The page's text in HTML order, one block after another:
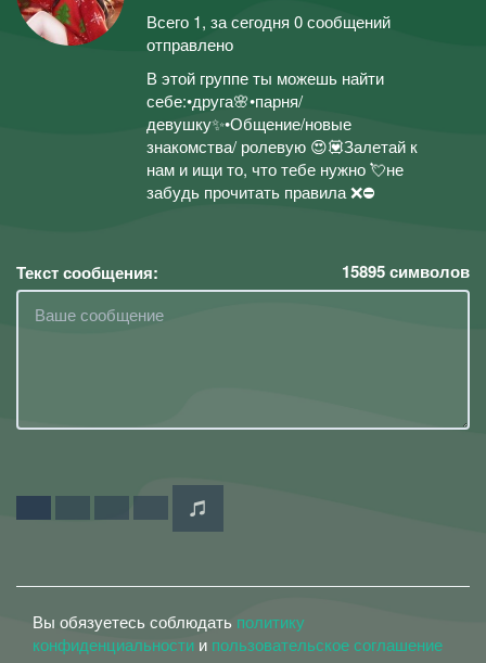
Всего 1, за сегодня 0 сообщений
отправлено
В этой группе ты можешь найти
себе:•друга🌸•парня/
девушку✨•Общение/новые
знакомства/ ролевую 😍💟Залетай к
нам и ищи то, что тебе нужно 💘не
забудь прочитать правила ❌⛔
Текст сообщения: 15895символов
Вы обязуетесь соблюдать политику
конфиденциальности и пользовательское соглашение